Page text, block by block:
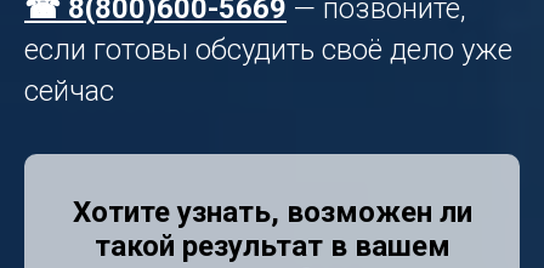
☎ 8(800)600-5669 — позвоните,
если готовы обсудить своё дело уже
сейчас
Хотите узнать, возможен ли
такой результат в вашем